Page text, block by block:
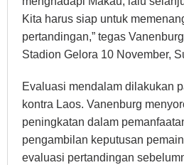
Kita harus siap untuk
pertandingan,” tegas
Stadion Gelora 10 November,
Evaluasi mendalam dilakukan
kontra Laos. Vanenburg
peningkatan dalam
pengambilan keputusan
evaluasi pertandingan